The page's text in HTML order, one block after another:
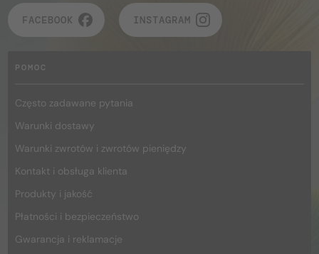
FACEBOOK INSTAGRAM
POMOC
Często zadawane pytania
Warunki dostawy
Warunki zwrotów i zwrotów pieniędzy
Kontakt i obsługa klienta
Produkty i jakość
Płatności i bezpieczeństwo
Gwarancja i reklamacje